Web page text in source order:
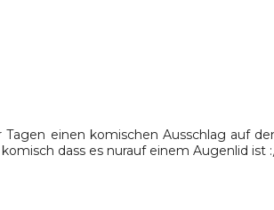
einen komischen Ausschlag auf
dass es nurauf einem Augenlid ist